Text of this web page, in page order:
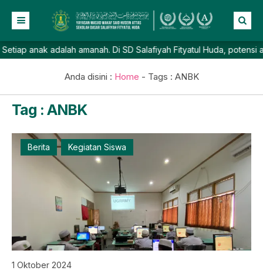
Beranda
Berita
Prestasi
Galeri
anak adalah amanah. Di SD Salafiyah Fityatul Huda, potensi
Anda disini : Home - Tags : ANBK
Tag : ANBK
Berita Kegiatan Siswa
1 Oktober 2024